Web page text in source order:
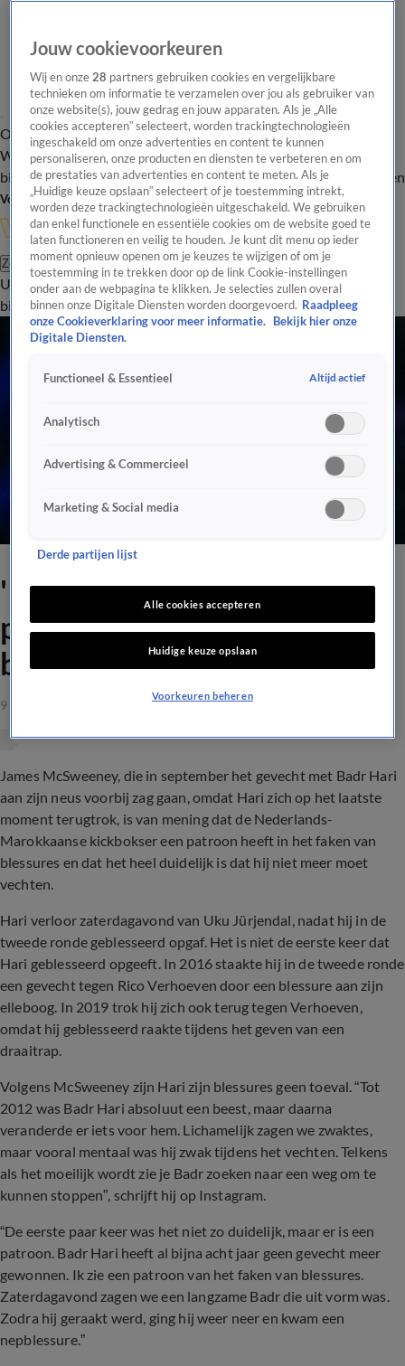
Overzicht Onze programma's Uitzendingen Onze gezichten
In de
WandelgangenInterviewsUitzending
bijwonenPodcastShopVeelgestelde vragenKijkersvraag insturen
Volg Vandaag Inside
Zoeken
UitzendingenVandaag InsideDe OranjezomerShopUitzending
bijwonen
'Ik zie bij Badr Hari een
patroon in het faken van
blessures'
9 okt 2023, 09:49
James McSweeney, die in september het gevecht met Badr Hari
aan zijn neus voorbij zag gaan, omdat Hari zich op het laatste
moment terugtrok, is van mening dat de Nederlands-
Marokkaanse kickbokser een patroon heeft in het faken van
blessures en dat het heel duidelijk is dat hij niet meer moet
vechten.
Hari verloor zaterdagavond van Uku Jürjendal, nadat hij in de
tweede ronde geblesseerd opgaf. Het is niet de eerste keer dat
Hari geblesseerd opgeeft. In 2016 staakte hij in de tweede ronde
een gevecht tegen Rico Verhoeven door een blessure aan zijn
elleboog. In 2019 trok hij zich ook terug tegen Verhoeven,
omdat hij geblesseerd raakte tijdens het geven van een
draaitrap.
Volgens McSweeney zijn Hari zijn blessures geen toeval. “Tot
2012 was Badr Hari absoluut een beest, maar daarna
veranderde er iets voor hem. Lichamelijk zagen we zwaktes,
maar vooral mentaal was hij zwak tijdens het vechten. Telkens
als het moeilijk wordt zie je Badr zoeken naar een weg om te
kunnen stoppen”, schrijft hij op Instagram.
“De eerste paar keer was het niet zo duidelijk, maar er is een
patroon. Badr Hari heeft al bijna acht jaar geen gevecht meer
gewonnen. Ik zie een patroon van het faken van blessures.
Zaterdagavond zagen we een langzame Badr die uit vorm was.
Zodra hij geraakt werd, ging hij weer neer en kwam een
nepblessure.”
Jouw cookievoorkeuren
Wij en onze28 partners gebruiken cookies en vergelijkbare
technieken om informatie te verzamelen over jou als gebruiker van
onze website(s), jouw gedrag en jouw apparaten. Als je „Alle
cookies accepteren” selecteert, worden trackingtechnologieën
ingeschakeld om onze advertenties en content te kunnen
personaliseren, onze producten en diensten te verbeteren en om
de prestaties van advertenties en content te meten. Als je
„Huidige keuze opslaan” selecteert of je toestemming intrekt,
worden deze trackingtechnologieën uitgeschakeld. We gebruiken
dan enkel functionele en essentiële cookies om de website goed te
laten functioneren en veilig te houden. Je kunt dit menu op ieder
moment opnieuw openen om je keuzes te wijzigen of om je
toestemming in te trekken door op de link Cookie-instellingen
onder aan de webpagina te klikken. Je selecties zullen overal
binnen onze Digitale Diensten worden doorgevoerd. Raadpleeg
onze Cookieverklaring voor meer informatie.
Bekijk hier onze
Digitale Diensten.
Functioneel & Essentieel Altijd actief
Analytisch
Advertising & Commercieel
Marketing & Social media
Derde partijen lijst
Alle cookies accepteren
Huidige keuze opslaan
Voorkeuren beheren